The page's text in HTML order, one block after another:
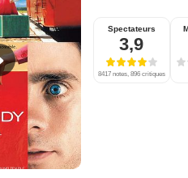
Spectateurs
3,9
8417 notes, 896 critiques